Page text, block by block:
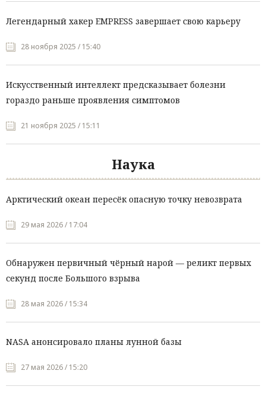
Легендарный хакер EMPRESS завершает свою карьеру
28 ноября 2025 / 15:40
Искусственный интеллект предсказывает болезни
гораздо раньше проявления симптомов
21 ноября 2025 / 15:11
Наука
Арктический океан пересёк опасную точку невозврата
29 мая 2026 / 17:04
Обнаружен первичный чёрный нарой — реликт первых
секунд после Большого взрыва
28 мая 2026 / 15:34
NASA анонсировало планы лунной базы
27 мая 2026 / 15:20